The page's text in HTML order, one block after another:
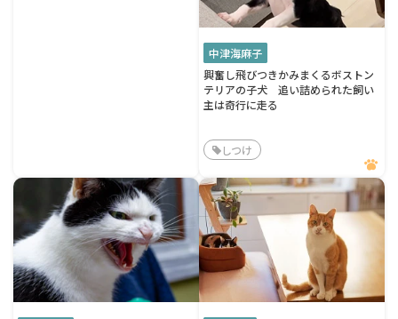
中津海麻子
興奮し飛びつきかみまくるボストン
テリアの子犬 追い詰められた飼い
主は奇行に走る
しつけ